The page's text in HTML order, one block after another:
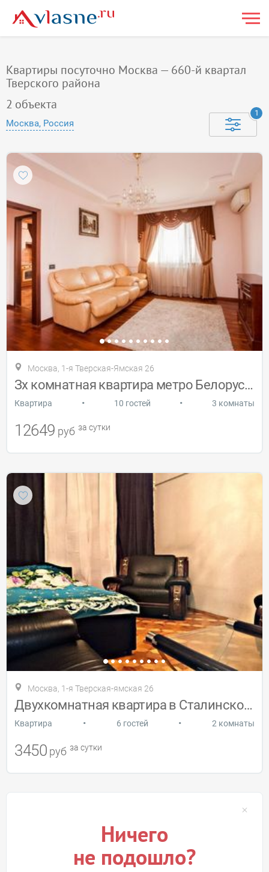
Квартиры посуточно Москва — 660-й квартал
Тверского района
2 объекта
Москва, Россия
1
Москва, 1-я Тверская-Ямская 26
Зх комнатная квартира метро Белорусская
Квартира • 10 гостей • 3 комнаты
12649 руб за сутки
Москва, 1-я Тверская-ямская 26
Двухкомнатная квартира в Сталинском доме
Квартира • 6 гостей • 2 комнаты
3450 руб за сутки
Ничего
не подошло?